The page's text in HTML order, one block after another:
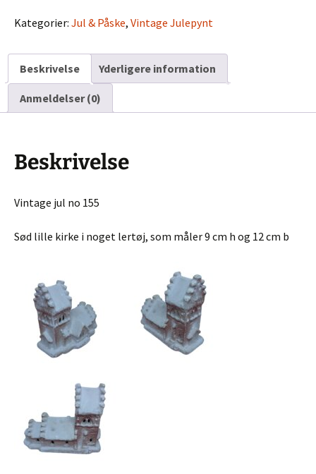
155
Kategorier: Jul & Påske, Vintage Julepynt
Beskrivelse Yderligere information
Anmeldelser (0)
Beskrivelse
Vintage jul no 155
Sød lille kirke i noget lertøj, som måler 9 cm h og 12 cm b